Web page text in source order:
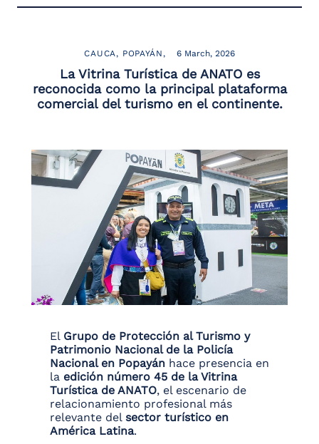
CAUCA POPAYÁN 6 March, 2026
La Vitrina Turística de ANATO es
reconocida como la principal plataforma
comercial del turismo en el continente.
El Grupo de Protección al Turismo y
Patrimonio Nacional de la Policía
Nacional en Popayán hace presencia en
la edición número 45 de la Vitrina
Turística de ANATO, el escenario de
relacionamiento profesional más
relevante del sector turístico en
América Latina.